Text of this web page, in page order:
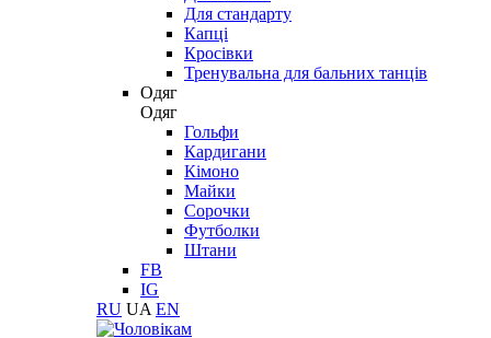
Для стандарту
Капці
Кросівки
Тренувальна для бальних танців
Одяг
Одяг
Гольфи
Кардигани
Кімоно
Майки
Сорочки
Футболки
Штани
FB
IG
RU UA EN